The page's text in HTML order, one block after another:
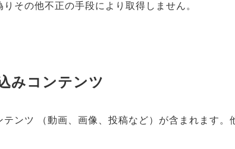
その他不正の手段により取得しません。
みコンテンツ
ンツ （動画、画像、投稿など）が含まれます